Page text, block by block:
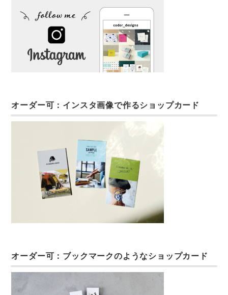
オーダー可：インスタ画像で作るショップカード
オーダー可：ブックマークのようなショップカード